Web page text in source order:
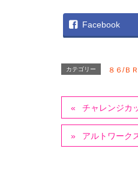
Facebook
カテゴリー ８６/Ｂ
チャレンジ
アルトワーク